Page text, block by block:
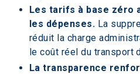
Les tarifs à base zéro
les dépenses. La
réduit la charge
le coût réel du transport
La transparence